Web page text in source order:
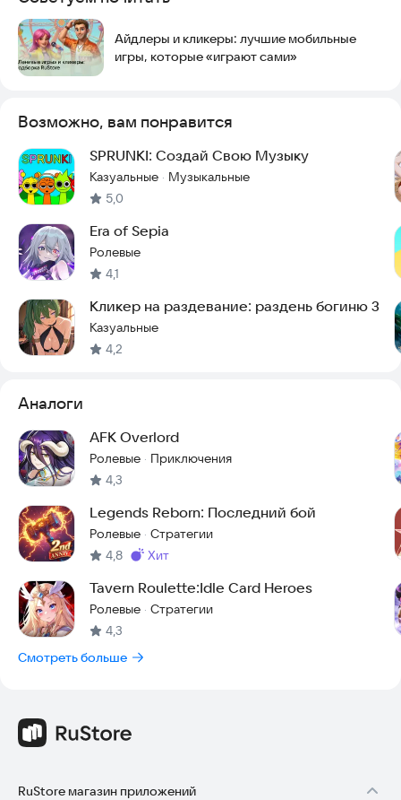
Айдлеры и кликеры: лучшие мобильные
игры, которые «играют сами»
Возможно, вам понравится
SPRUNKI: Создай Свою Музыку
Казуальные · Музыкальные
5,0
Era of Sepia
Ролевые
4,1
Кликер на раздевание: раздень богиню 3
Казуальные
4,2
Аналоги
AFK Overlord
Ролевые · Приключения
4,3
Legends Reborn: Последний бой
Ролевые · Стратегии
4,8 Метка
хит
Tavern Roulette:Idle Card Heroes
Ролевые · Стратегии
4,3
Смотреть больше
RuStore магазин приложений